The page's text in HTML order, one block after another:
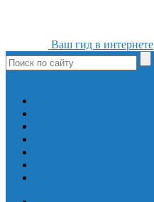
Ваш гид в интернете